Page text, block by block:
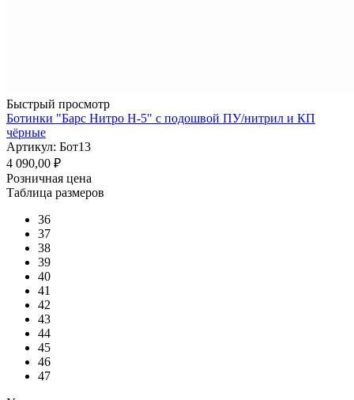
Быстрый просмотр
Ботинки "Барс Нитро Н-5" с подошвой ПУ/нитрил и КП
чёрные
Артикул: Бот13
4 090,00 ₽
Розничная цена
Таблица размеров
36
37
38
39
40
41
42
43
44
45
46
47